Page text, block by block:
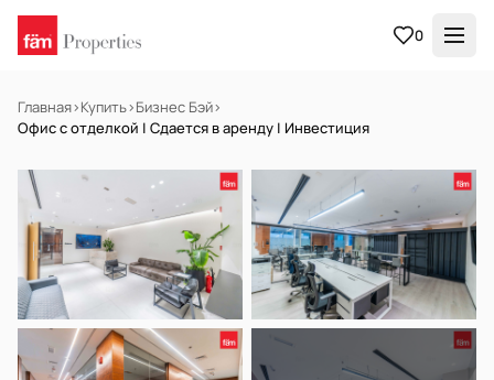
0
Главная›Купить›Бизнес Бэй›
Офис с отделкой | Сдается в аренду | Инвестиция
НА ПРОДАЖУ Готов к заселению